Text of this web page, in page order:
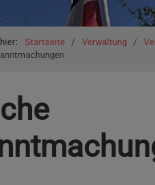
hier: Startseite Verwaltung